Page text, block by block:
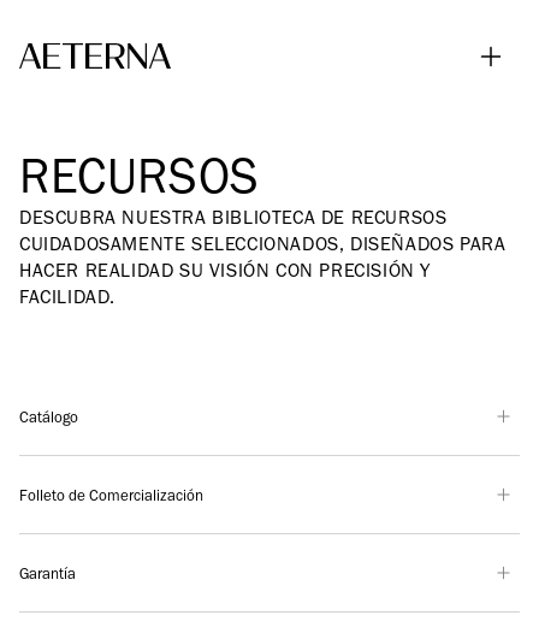
RECURSOS
DESCUBRA NUESTRA BIBLIOTECA DE RECURSOS
CUIDADOSAMENTE SELECCIONADOS, DISEÑADOS PARA
HACER REALIDAD SU VISIÓN CON PRECISIÓN Y
FACILIDAD.
Catálogo
Folleto de Comercialización
Garantía